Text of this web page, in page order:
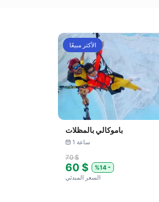
الأكثر مبيعًا
باموكالي بالمظلات
1 ساعة
70 $
60 $
%14
السعر المبدئي